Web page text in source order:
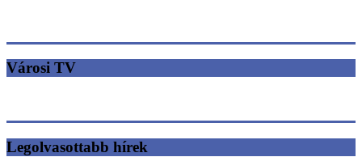
Városi TV
Legolvasottabb hírek